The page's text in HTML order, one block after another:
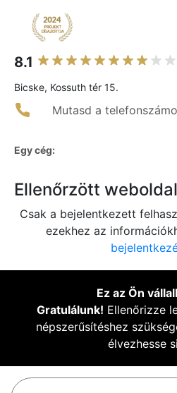
8.1
Bicske, Kossuth tér 15.
Mutasd a
Egy cég:
Ellenőrzött
Csak a bejelentkezett
ezekhez az
Ez az Ön
Gratulálunk! Ellenőrizze
népszerűsítéshez
élvezhesse